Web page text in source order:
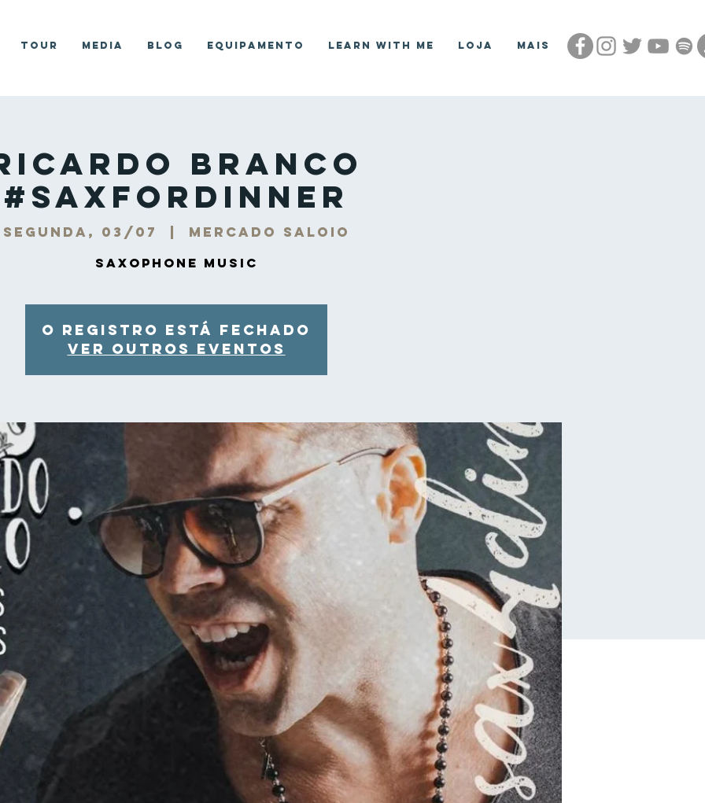
Tour Media Blog Equipamento Learn With Me Loja Mais
Branco
#SaxForDinner
segunda, 03/07 Mercado Saloio
Saxophone Music
O registro está fechado
Ver outros eventos